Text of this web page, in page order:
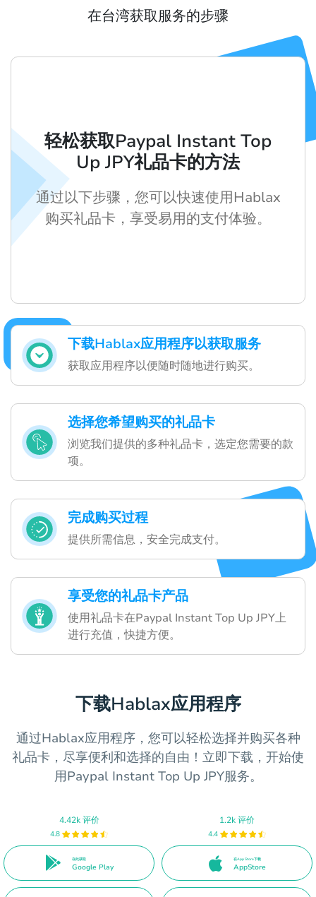
在台湾获取服务的步骤
下载Hablax应用程序以获取服务
获取应用程序以便随时随地进行购买。
选择您希望购买的礼品卡
浏览我们提供的多种礼品卡，选定您需要的款
项。
完成购买过程
提供所需信息，安全完成支付。
享受您的礼品卡产品
使用礼品卡在Paypal Instant Top Up JPY上
进行充值，快捷方便。
轻松获取Paypal Instant Top
Up JPY礼品卡的方法
通过以下步骤，您可以快速使用Hablax
购买礼品卡，享受易用的支付体验。
下载Hablax应用程序
通过Hablax应用程序，您可以轻松选择并购买各种
礼品卡，尽享便利和选择的自由！立即下载，开始使
用Paypal Instant Top Up JPY服务。
4.42k 评价
4.8
在此获取
Google Play
1.2k 评价
4.4
在App Store下载
AppStore